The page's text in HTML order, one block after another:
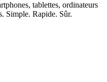
tablettes, ordinateurs
Simple. Rapide. Sûr.